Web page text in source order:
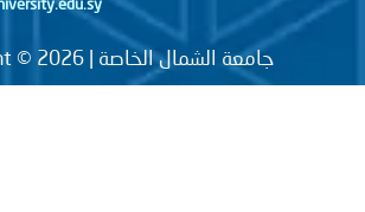
جامعة الشمال الخاصة | Copyright © 2026